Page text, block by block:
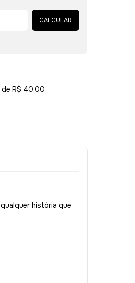
Alterar CEP
CALCULAR
de R$ 40,00
história que